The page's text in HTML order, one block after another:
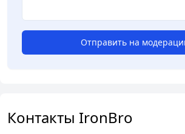
Отправить на
Контакты IronBro